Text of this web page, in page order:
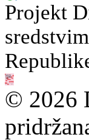
Projekt
© 2026